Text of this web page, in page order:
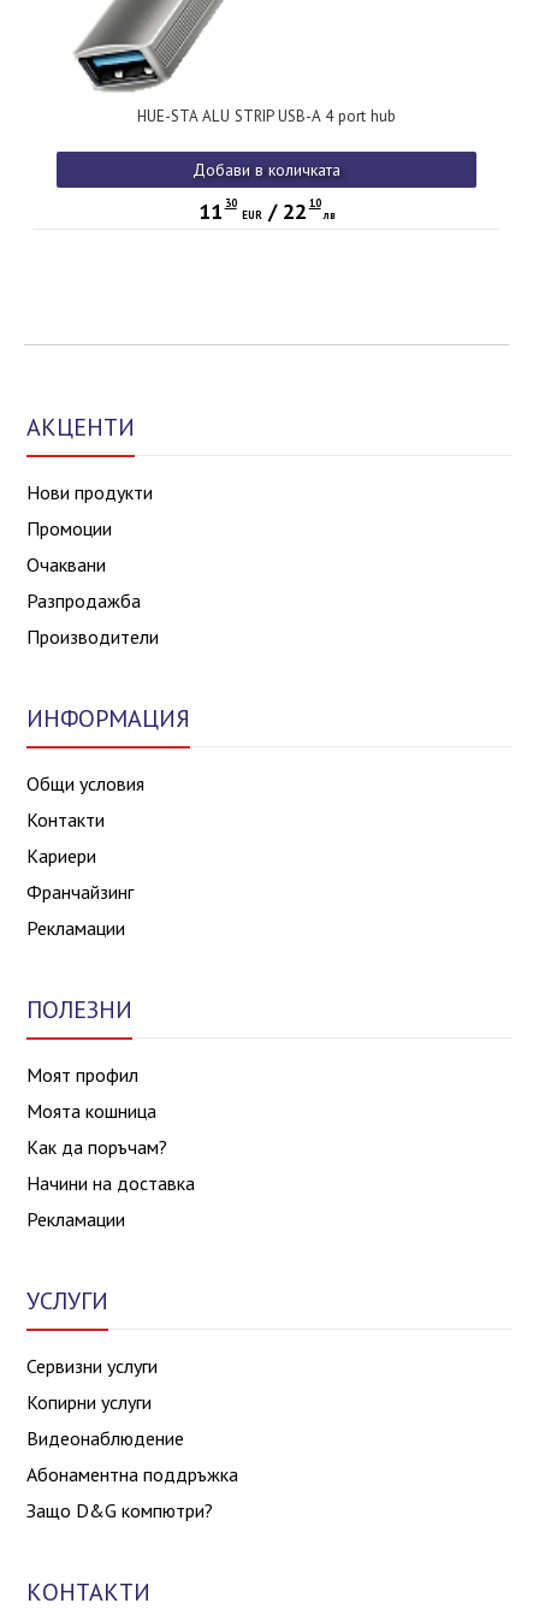
HUE-STA ALU STRIP USB-A 4 port hub
Добави в количката
11 30
EUR/ 22 10
лв
АКЦЕНТИ
Нови продукти
Промоции
Очаквани
Разпродажба
Производители
ИНФОРМАЦИЯ
Общи условия
Контакти
Кариери
Франчайзинг
Рекламации
ПОЛЕЗНИ
Моят профил
Моята кошница
Как да поръчам?
Начини на доставка
Рекламации
УСЛУГИ
Сервизни услуги
Копирни услуги
Видеонаблюдение
Абонаментна поддръжка
Защо D&G компютри?
КОНТАКТИ